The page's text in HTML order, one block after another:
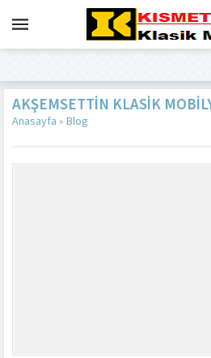
AKŞEMSETTIN KLASIK
Anasayfa » Blog